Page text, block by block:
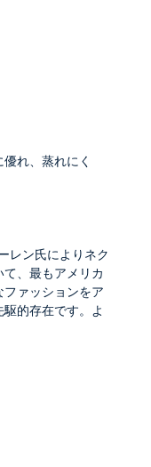
れ、蒸れにく
レン氏によりネク
、最もアメリカ
ァッションをア
的存在です。よ